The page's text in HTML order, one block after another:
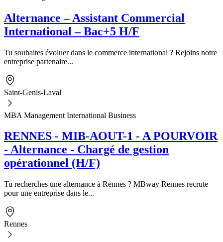
Alternance – Assistant Commercial
International – Bac+5 H/F
Tu souhaites évoluer dans le commerce international ? Rejoins notre
entreprise partenaire...
Saint-Genis-Laval
MBA Management International Business
RENNES - MIB-AOUT-1 - A POURVOIR
- Alternance - Chargé de gestion
opérationnel (H/F)
Tu recherches une alternance à Rennes ? MBway Rennes recrute
pour une entreprise dans le...
Rennes